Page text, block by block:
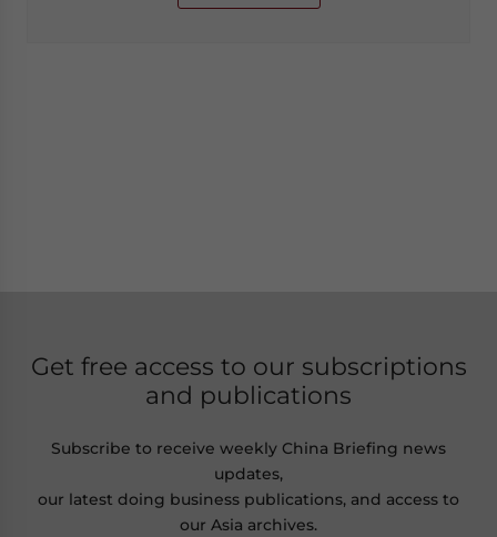
Get free access to our subscriptions
and publications
Subscribe to receive weekly China Briefing news
updates,
our latest doing business publications, and access to
our Asia archives.